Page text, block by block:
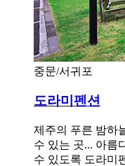
중문/서귀포
도라미펜션
제주의 푸른 밤하
수 있는 곳... 아름
수 있도록 도라미